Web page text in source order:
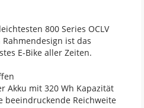
800 Series OCLV
ist das
E-Bike aller Zeiten.
Akku mit 320 Wh Kapazität
beeindruckende Reichweite